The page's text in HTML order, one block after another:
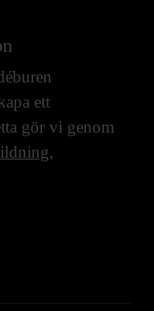
ett
gör vi genom
,